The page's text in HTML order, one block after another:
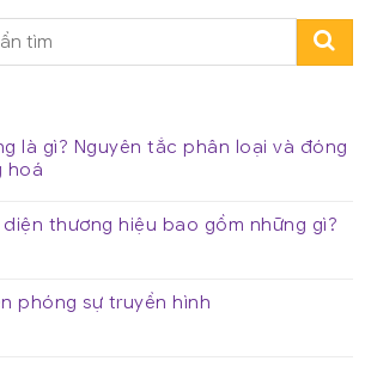
là gì? Nguyên tắc phân loại và đóng
hoá
diện thương hiệu bao gồm những gì?
phóng sự truyền hình